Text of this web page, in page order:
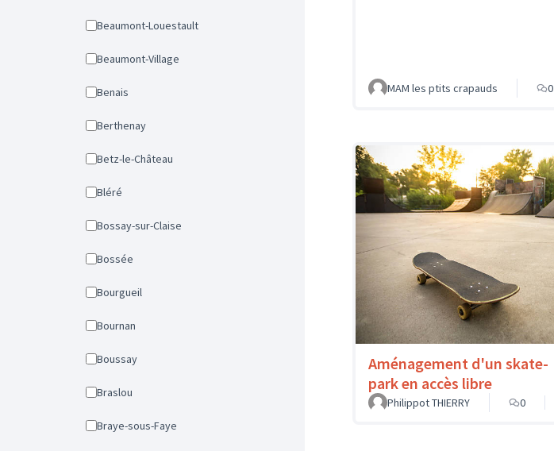
Beaumont-Louestault
Beaumont-Village
Benais
Berthenay
Betz-le-Château
Bléré
Bossay-sur-Claise
Bossée
Bourgueil
Bournan
Boussay
Braslou
Braye-sous-Faye
MAM les ptits crapauds 0
Aménagement d'un skate-
park en accès libre
Philippot THIERRY
0